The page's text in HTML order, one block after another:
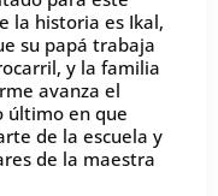
la historia es Ikal,
su papá trabaja
y la familia
avanza el
último en que
de la escuela y
de la maestra